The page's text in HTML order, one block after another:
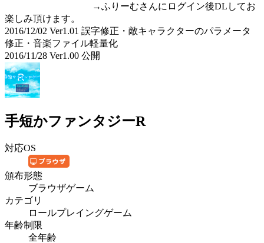
→ふりーむさんにログイン後DLしてお
楽しみ頂けます。
2016/12/02 Ver1.01 誤字修正・敵キャラクターのパラメータ
修正・音楽ファイル軽量化
2016/11/28 Ver1.00 公開
手短かファンタジーR
対応OS
頒布形態
ブラウザゲーム
カテゴリ
ロールプレイングゲーム
年齢制限
全年齢